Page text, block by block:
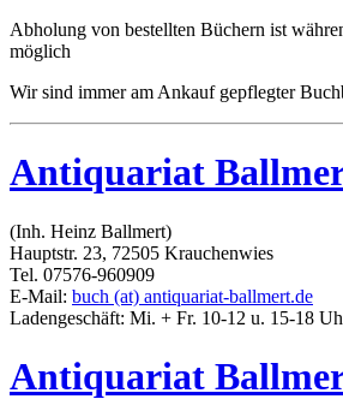
Abholung von bestellten Büchern ist
möglich
Wir sind immer am Ankauf gepflegter
Antiquariat
(Inh. Heinz Ballmert)
Hauptstr. 23, 72505 Krauchenwies
Tel. 07576-960909
E-Mail: buch (at) antiquariat-ballmert.de
Ladengeschäft: Mi. + Fr. 10-12 u. 15-18
Antiquariat